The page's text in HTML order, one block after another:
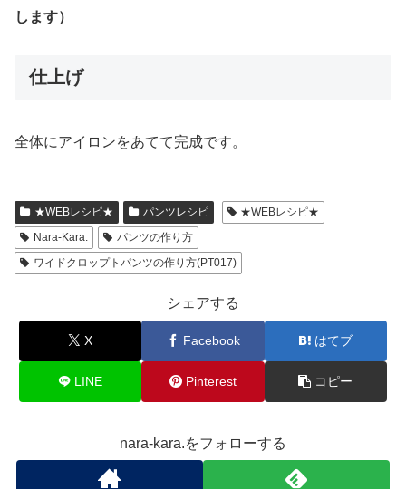
します）
仕上げ
全体にアイロンをあてて完成です。
★WEBレシピ★ パンツレシピ
★WEBレシピ★
Nara-Kara.
パンツの作り方
ワイドクロップトパンツの作り方(PT017)
シェアする
X Facebook はてブ
LINE Pinterest コピー
nara-kara.をフォローする